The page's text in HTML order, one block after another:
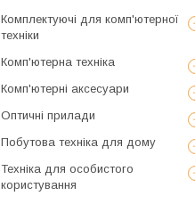
Комплектуючі для комп'ютерної
техніки
Комп'ютерна техніка
Комп'ютерні аксесуари
Оптичні прилади
Побутова техніка для дому
Техніка для особистого
користування